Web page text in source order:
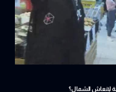
لإنعاش الشمال؟